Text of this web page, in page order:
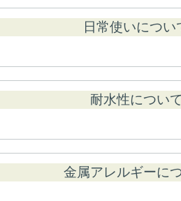
日常使いについ
耐水性について
金属アレルギーに